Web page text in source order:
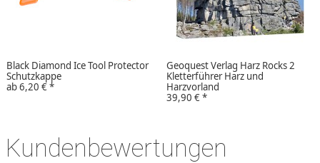
Black Diamond Ice Tool Protector
Schutzkappe
ab6,20 €*
Geoquest Verlag Harz Rocks 2
Kletterführer Harz und
Harzvorland
39,90 €*
Kundenbewertungen